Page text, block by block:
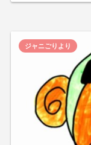
ジャニごりより